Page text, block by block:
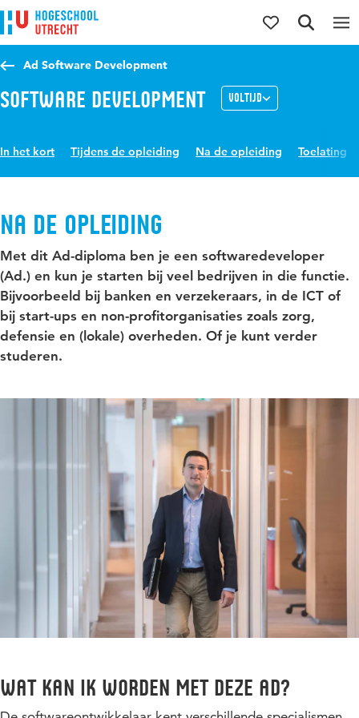
Direct naar de inhoud
Direct naar de hoofdnavigatie
Direct naar de zoekfunctie
Ad Software Development
Software Development Voltijd
In het kort Tijdens de opleiding Na de opleiding Toelating
Na de opleiding
Met dit Ad-diploma ben je een softwaredeveloper
(Ad.) en kun je starten bij veel bedrijven in die functie.
Bijvoorbeeld bij banken en verzekeraars, in de ICT of
bij start-ups en non-profitorganisaties zoals zorg,
defensie en (lokale) overheden. Of je kunt verder
studeren.
Wat kan ik worden met deze Ad?